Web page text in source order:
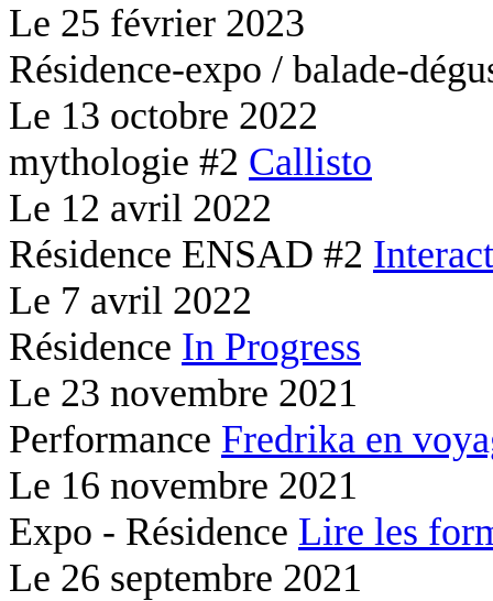
Le 25 février 2023
Résidence-expo / balade-
Le 13 octobre 2022
mythologie #2 Callisto
Le 12 avril 2022
Résidence ENSAD #2
Le 7 avril 2022
Résidence In Progress
Le 23 novembre 2021
Performance Fredrika en
Le 16 novembre 2021
Expo - Résidence Lire les
Le 26 septembre 2021